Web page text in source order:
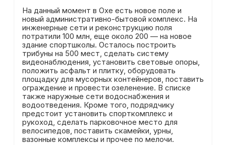
На данный момент в Охе есть новое поле и
новый административно-бытовой комплекс. На
инженерные сети и реконструкцию поля
потратили 100 млн, еще около 200 — на новое
здание спортшколы. Осталось построить
трибуны на 500 мест, сделать систему
видеонаблюдения, установить световые опоры,
положить асфальт и плитку, оборудовать
площадку для мусорных контейнеров, поставить
ограждение и провести озеленение. В списке
также наружные сети водоснабжения и
водоотведения. Кроме того, подрядчику
предстоит установить спорткомплекс и
рукоход, сделать парковочное место для
велосипедов, поставить скамейки, урны,
вазонные комплексы и прочее по мелочи.